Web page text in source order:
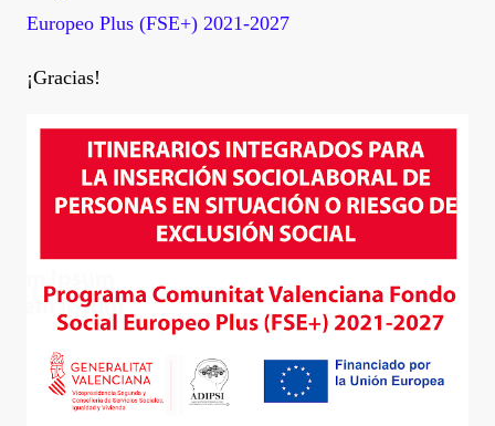
Europeo Plus (FSE+) 2021-2027
¡Gracias!